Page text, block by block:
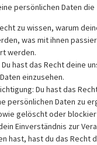
persönlichen Daten
zu wissen, warum
was mit ihnen
werden.
hast das Recht deine
einzusehen.
Du hast das
persönlichen Daten zu
gelöscht oder
Einverständnis zur
hast, hast du das Recht